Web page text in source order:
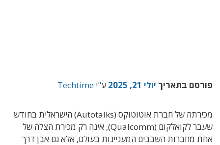
פורסם בתאריך יולי 21, 2025 ע"י Techtime
מכירתה של חברת אוטוטוקס (Autotalks) הישראלית בחודש
שעבר לקואלקום (Qualcomm), אינה רק מכירת הצלה של
אחת מחברות השבבים המעניינות בעולם, אלא גם אבן דרך